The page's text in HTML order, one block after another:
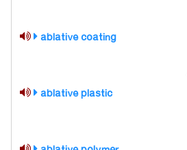
ablative coating
ablative plastic